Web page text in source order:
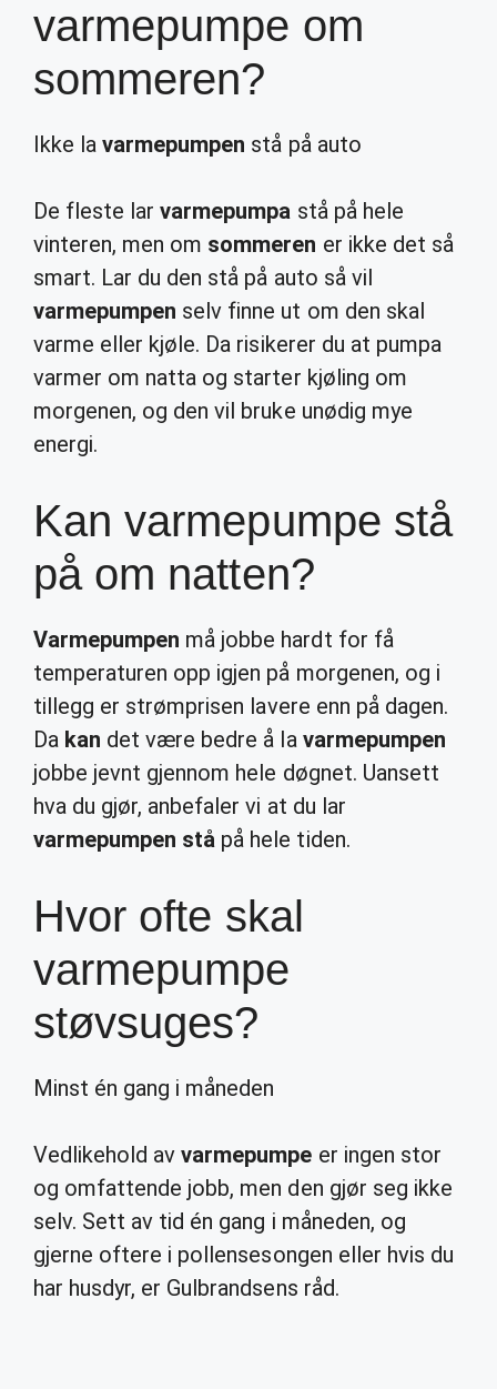
varmepumpe om
sommeren?
Ikke lavarmepumpen stå på auto
De fleste larvarmepumpa stå på hele
vinteren, men om sommeren er ikke det så
smart. Lar du den stå på auto så vil
varmepumpen selv finne ut om den skal
varme eller kjøle. Da risikerer du at pumpa
varmer om natta og starter kjøling om
morgenen, og den vil bruke unødig mye
energi.
Kan varmepumpe stå
på om natten?
Varmepumpen må jobbe hardt for få
temperaturen opp igjen på morgenen, og i
tillegg er strømprisen lavere enn på dagen.
Da kan det være bedre å la varmepumpen
jobbe jevnt gjennom hele døgnet. Uansett
hva du gjør, anbefaler vi at du lar
varmepumpen stå på hele tiden.
Hvor ofte skal
varmepumpe
støvsuges?
Minst én gang i måneden
Vedlikehold avvarmepumpe er ingen stor
og omfattende jobb, men den gjør seg ikke
selv. Sett av tid én gang i måneden, og
gjerne oftere i pollensesongen eller hvis du
har husdyr, er Gulbrandsens råd.